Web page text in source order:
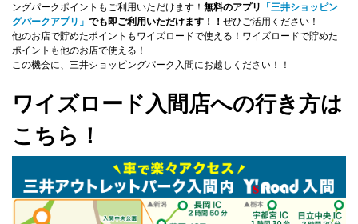
ングパークポイントもご利用いただけます！ 無料のアプリ
「三井ショッピン
グパークアプリ」 でも即ご利用いただけます！！ ぜひご活用ください！
他のお店で貯めたポイントもワイズロードで使える！ワイズロードで貯めた
ポイントも他のお店で使える！
この機会に、三井ショッピングパーク入間にお越しください！！
ワイズロード入間店への行き方は
こちら！